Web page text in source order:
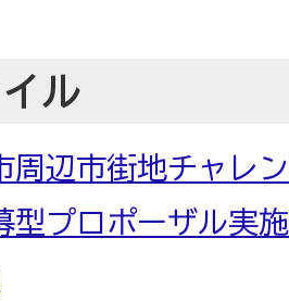
ル
周辺市街地チャレ
型プロポーザル実